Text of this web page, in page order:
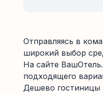
Отправляясь в
широкий выбор
На сайте
подходящего
Дешево гостиницы